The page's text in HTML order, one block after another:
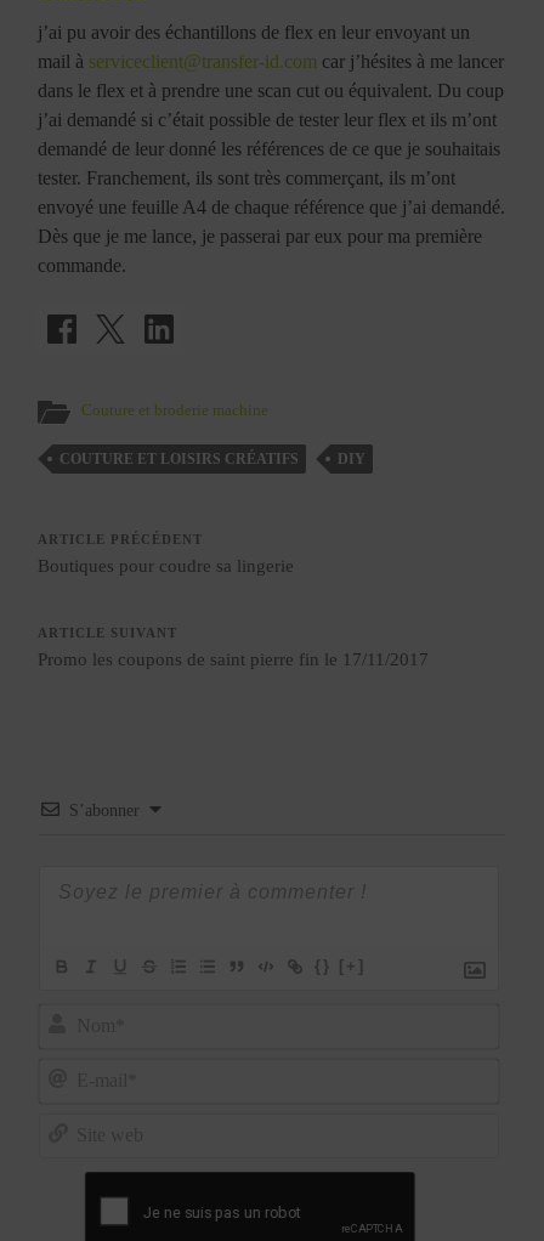
j’ai pu avoir des échantillons de flex en leur envoyant un
mail à serviceclient@transfer-id.com car j’hésites à me lancer
dans le flex et à prendre une scan cut ou équivalent. Du coup
j’ai demandé si c’était possible de tester leur flex et ils m’ont
demandé de leur donné les références de ce que je souhaitais
tester. Franchement, ils sont très commerçant, ils m’ont
envoyé une feuille A4 de chaque référence que j’ai demandé.
Dès que je me lance, je passerai par eux pour ma première
commande.
Couture et broderie machine
COUTURE ET LOISIRS CRÉATIFS DIY
ARTICLE PRÉCÉDENT
Boutiques pour coudre sa lingerie
ARTICLE SUIVANT
Promo les coupons de saint pierre fin le 17/11/2017
S’abonner
{} [+]